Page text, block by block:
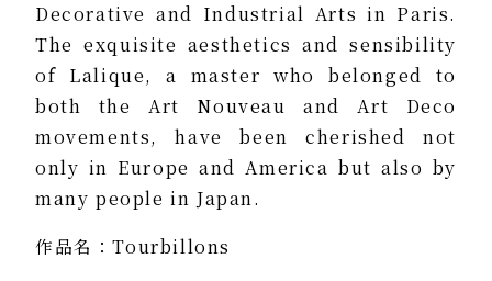
Decorative and Industrial Arts in Paris.
The exquisite aesthetics and sensibility
of Lalique, a master who belonged to
both the Art Nouveau and Art Deco
movements, have been cherished not
only in Europe and America but also by
many people in Japan.
作品名：Tourbillons